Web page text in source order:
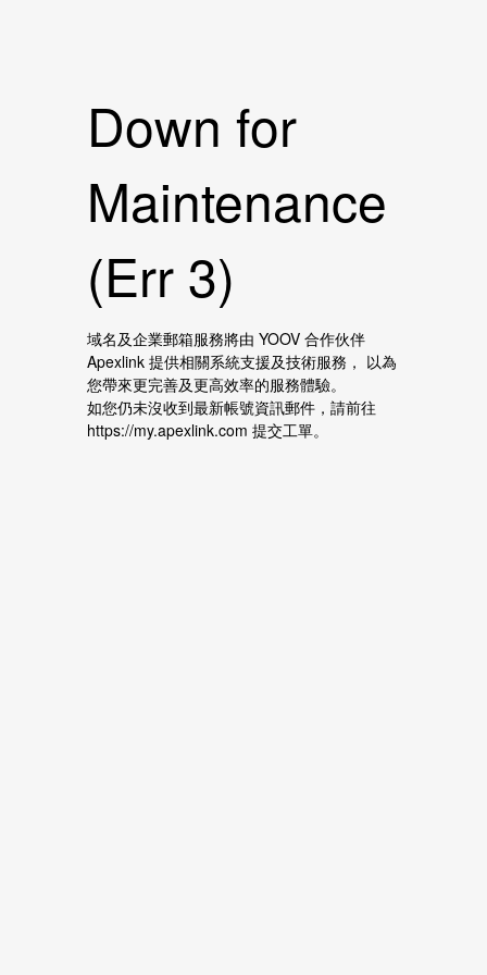
Down for
Maintenance
(Err 3)
域名及企業郵箱服務將由 YOOV 合作伙伴
Apexlink 提供相關系統支援及技術服務， 以為
您帶來更完善及更高效率的服務體驗。
如您仍未沒收到最新帳號資訊郵件，請前往
https://my.apexlink.com 提交工單。